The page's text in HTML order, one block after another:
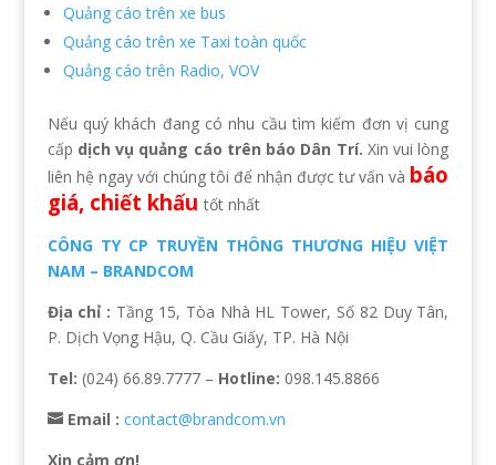
Quảng cáo trên xe bus
Quảng cáo trên xe Taxi toàn quốc
Quảng cáo trên Radio, VOV
Nếu quý khách đang có nhu cầu tìm kiếm đơn vị cung
cấp dịch vụ quảng cáo trên báo Dân Trí. Xin vui lòng
liên hệ ngay với chúng tôi để nhận được tư vấn và báo
giá, chiết khấu tốt nhất
CÔNG TY CP TRUYỀN THÔNG THƯƠNG HIỆU VIỆT
NAM – BRANDCOM
Địa chỉ : Tầng 15, Tòa Nhà HL Tower, Số 82 Duy Tân,
P. Dịch Vọng Hậu, Q. Cầu Giấy, TP. Hà Nội
Tel: (024) 66.89.7777 – Hotline: 098.145.8866
Email : contact@brandcom.vn
Xin cảm ơn!